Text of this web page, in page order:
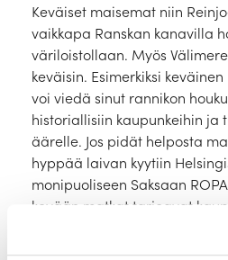
Meistä
Keväiset maisemat niin
vaikkapa Ranskan kanavilla
väriloistollaan. Myös
keväisin. Esimerkiksi
voi viedä sinut rannikon
historiallisiin kaupunkeihin ja
äärelle. Jos pidät helposta
hyppää laivan kyytiin
monipuoliseen Saksaan
kevään matkat tarjoavat